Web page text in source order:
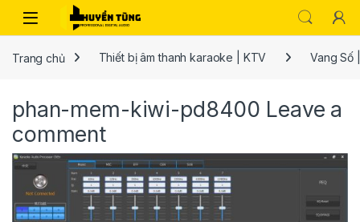
Trang chủ Thiết bị âm thanh karaoke | KTV Vang Số
phan-mem-kiwi-pd8400 Leave a
comment